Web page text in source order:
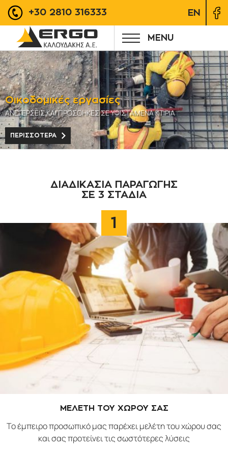
+30 2810 316333 EN
MENU
Οικοδομικές εργασίες
ΑΝΕΓΕΡΣΕΙΣ ΚΑΙ ΠΡΟΣΘΗΚΕΣ ΣΕ ΥΦΙΣΤΑΜΕΝΑ ΚΤΙΡΙΑ
ΠΕΡΙΣΣΟΤΕΡΑ
ΔΙΑΔΙΚΑΣΙΑ ΠΑΡΑΓΩΓΗΣ
ΣΕ 3 ΣΤΑΔΙΑ
1
ΜΕΛΕΤΗ ΤΟΥ ΧΩΡΟΥ ΣΑΣ
Το έμπειρο προσωπικό μας παρέχει μελέτη του χώρου σας
και σας προτείνει τις σωστότερες λύσεις